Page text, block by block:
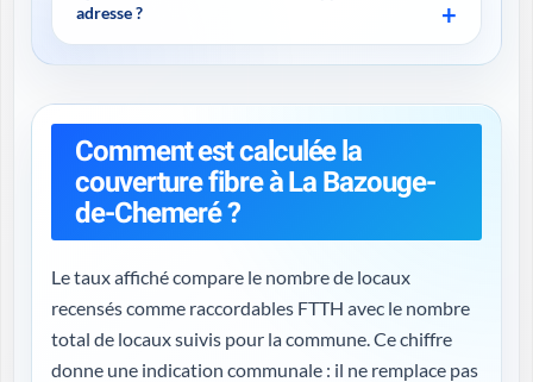
adresse ?
Comment est calculée la
couverture fibre à La Bazouge-
de-Chemeré ?
Le taux affiché compare le nombre de locaux
recensés comme raccordables FTTH avec le nombre
total de locaux suivis pour la commune. Ce chiffre
donne une indication communale : il ne remplace pas